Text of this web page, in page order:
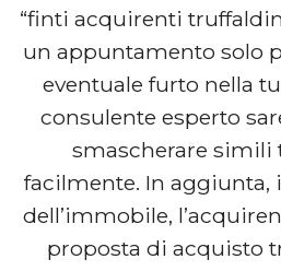
“finti acquirenti
un appuntamento solo
eventuale furto nella
consulente esperto
smascherare simili
facilmente. In aggiunta,
dell’immobile,
proposta di acquisto